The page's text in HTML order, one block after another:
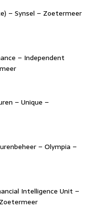
– Synsel – Zoetermeer
– Independent
– Unique –
– Olympia –
Intelligence Unit –